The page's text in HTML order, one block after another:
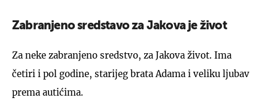
Zabranjeno sredstavo za Jakova je život
Za neke zabranjeno sredstvo, za Jakova život. Ima
četiri i pol godine, starijeg brata Adama i veliku ljubav
prema autićima.